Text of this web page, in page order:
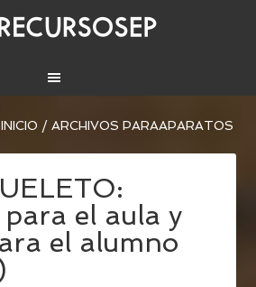
INICIO / ARCHIVOS PARAAPARATOS
el aula y
el alumno